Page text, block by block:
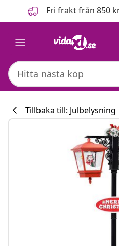
FöregåendeFri frakt från 850
Tillbaka till: Julbelysning